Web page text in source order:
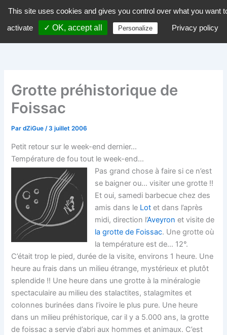
contenu
dZiGue
Grotte préhistorique de
Foissac
PardZiGue/3 juillet 2006
Petit retour sur le week-end dernier…
Température de fou tout le week-end…
Pas grand chose à faire si ce n’est
se baigner ou… visiter une grotte !!
Et oui, samedi barbecue chez des
amis dans le Lot et dans l’après
midi, direction l’Aveyron et visite de
la grotte de Foissac. Une grotte où
la température est de… 12°.
C’était trop le pied, durée de la visite, environs 1 heure. Une
heure au frais dans un milieu étrange, mystérieux et plutôt
splendide !! Une heure dans une grotte à la minéralogie
spectaculaire au milieu des stalactites, stalagmites et
colonnes burinées dans l’ivoire le plus pure. Une heure
dans un milieu préhistorique, car il y a 5.000 ans, la grotte
de foissac a servie d’abri aux hommes et animaux. C’est
This site uses cookies and gives you control over what you want
activate
✓ OK, accept all Personalize Privacy policy